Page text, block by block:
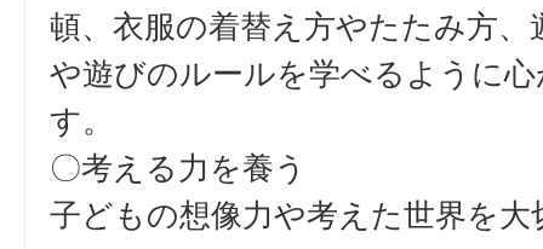
頓、衣服の着替え方やたたみ方、
や遊びのルールを学べるように
す。
〇考える力を養う
子どもの想像力や考えた世界を大